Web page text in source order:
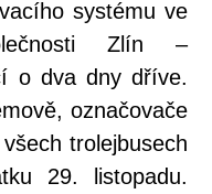
systému ve
Zlín –
o dva dny dříve.
označovače
trolejbusech
29. listopadu.